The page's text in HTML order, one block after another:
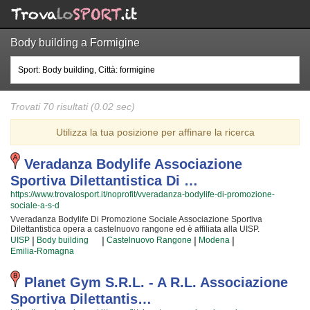
Body building a Formigine
Trovati 70 risultati (0.02 sec)
Utilizza la tua posizione per affinare la ricerca
Veradanza Bodylife Associazione
Sportiva Dilettantistica Di …
https://www.trovalosport.it/noprofit/vveradanza-bodylife-di-promozione-
sociale-a-s-d
Vveradanza Bodylife Di Promozione Sociale Associazione Sportiva
Dilettantistica opera a castelnuovo rangone ed è affiliata alla UISP.
L'associazione è nata con l'intento di promuovere Le arti marziali
organizzando corsi rivolti a bambini, ragazzi e adulti. Se desiderate che
vostro figlio o vostra figlia impari la disciplina, il rispetto e la concentrazione,
seguiranno i vostri figli passo per passo, ma restando sempre nell'ottica di
sviluppare i talenti e le capacità personali di ciascun atleta. Vveradanza
Bodylife Di Promozione Sociale Associazione Sportiva Dilettantistica da
sempre accoglie i bambini e i ragazzi di castelnuovo rangone, in un
UISP | Body building | Castelnuovo Rangone | Modena |
Emilia-Romagna
Planet Gym S.r.l. - A R.l. Associazione
Sportiva Dilettantis…